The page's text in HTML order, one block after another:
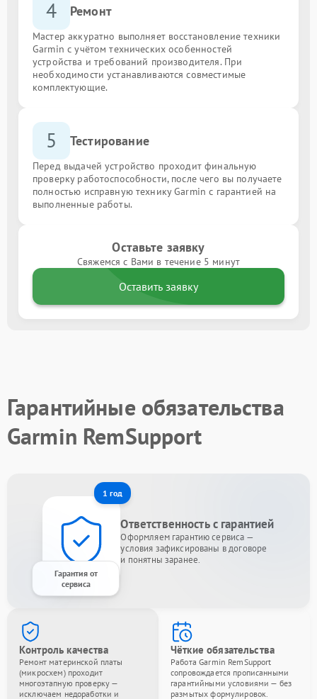
4 Ремонт
Мастер аккуратно выполняет восстановление техники
Garmin с учётом технических особенностей
устройства и требований производителя. При
необходимости устанавливаются совместимые
комплектующие.
5 Тестирование
Перед выдачей устройство проходит финальную
проверку работоспособности, после чего вы получаете
полностью исправную технику Garmin с гарантией на
выполненные работы.
Оставьте заявку
Свяжемся с Вами в течение 5 минут
Оставить заявку
Гарантийные обязательства
Garmin RemSupport
1 год
Гарантия от
сервиса
Ответственность с гарантией
Оформляем гарантию сервиса —
условия зафиксированы в договоре
и понятны заранее.
Контроль качества
Ремонт материнской платы
(микросхем) проходит
многоэтапную проверку —
исключаем недоработки и
Чёткие обязательства
Работа Garmin RemSupport
сопровождается прописанными
гарантийными условиями — без
размытых формулировок.